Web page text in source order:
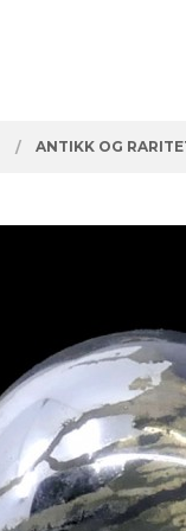
ANTIKK OG